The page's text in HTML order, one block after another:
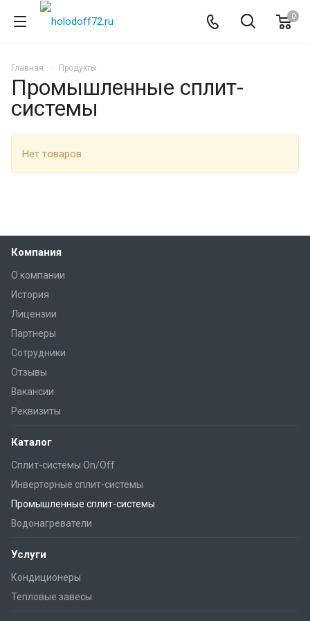
0
Главная Продукты
Промышленные сплит-
системы
Нет товаров
Компания
О компании
История
Лицензии
Партнеры
Сотрудники
Отзывы
Вакансии
Реквизиты
Каталог
Сплит-системы On/Off
Инверторные сплит-системы
Промышленные сплит-системы
Водонагреватели
Услуги
Кондиционеры
Тепловые завесы